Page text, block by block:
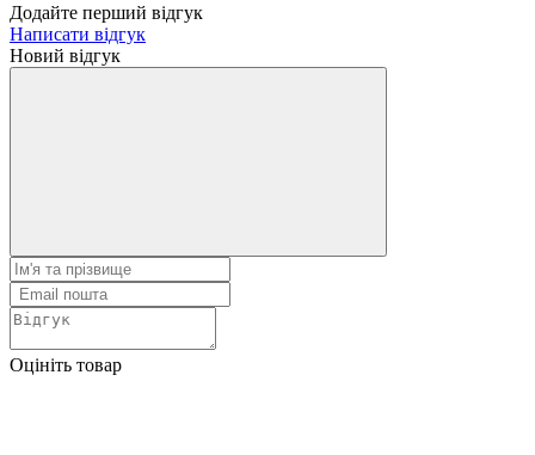
Додайте перший відгук
Написати відгук
Новий відгук
Оцініть товар